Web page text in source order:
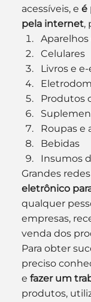
acessíveis, e é
pela internet,
Celulares
Livros e
Produtos
Roupas e
Bebidas
Insumos
Grandes
eletrônico
qualquer
empresas,
venda dos
Para obter
preciso
e fazer um
produtos,